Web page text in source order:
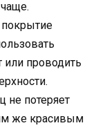
покрытие
или проводить
не потеряет
же красивым